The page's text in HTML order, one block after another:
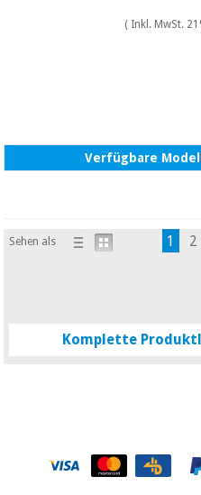
( Inkl. MwSt.
Verfügbare
Sehen als 1 2
Komplette